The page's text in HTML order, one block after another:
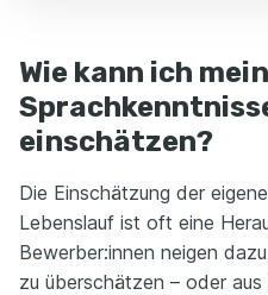
Wie kann ich
einschätzen?
Die Einschätzung der
Lebenslauf ist oft eine
Bewerber:innen neigen
zu überschätzen – oder